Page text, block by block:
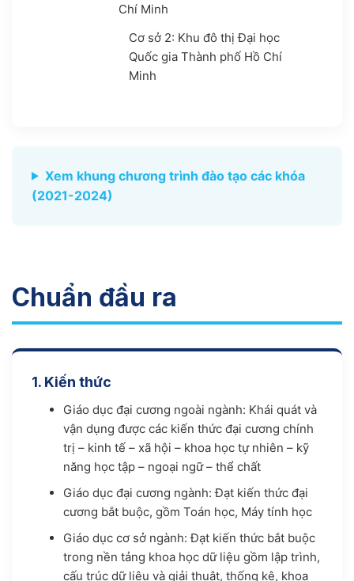
Chí Minh
Cơ sở 2: Khu đô thị Đại học
Quốc gia Thành phố Hồ Chí
Minh
Xem khung chương trình đào tạo các khóa
(2021-2024)
Chuẩn đầu ra
1. Kiến thức
Giáo dục đại cương ngoài ngành: Khái quát và
vận dụng được các kiến thức đại cương chính
trị – kinh tế – xã hội – khoa học tự nhiên – kỹ
năng học tập – ngoại ngữ – thể chất
Giáo dục đại cương ngành: Đạt kiến thức đại
cương bắt buộc, gồm Toán học, Máy tính học
Giáo dục cơ sở ngành: Đạt kiến thức bắt buộc
trong nền tảng khoa học dữ liệu gồm lập trình,
cấu trúc dữ liệu và giải thuật, thống kê, khoa